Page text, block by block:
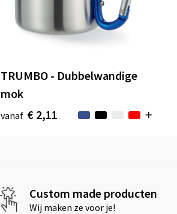
TRUMBO - Dubbelwandige
mok
vanaf € 2,11
Custom made producten
Wij maken ze voor je!